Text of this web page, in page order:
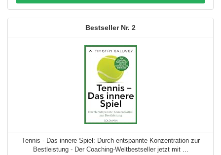
2
Tennis - Das innere Spiel: Durch entspannte Konzentration zur
Bestleistung - Der Coaching-Weltbestseller jetzt mit ...